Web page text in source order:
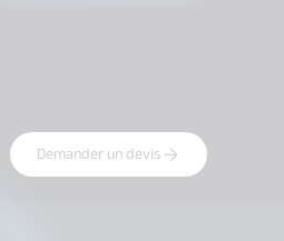
Demander un devis